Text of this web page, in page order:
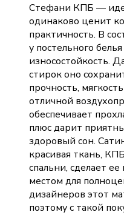
Стефани КПБ —
одинаково ценит
практичность. В
у постельного
износостойкость.
стирок оно
прочность,
отличной
обеспечивает
плюс дарит
здоровый сон.
красивая ткань,
спальни, сделает
местом для
дизайнеров этот
поэтому с такой